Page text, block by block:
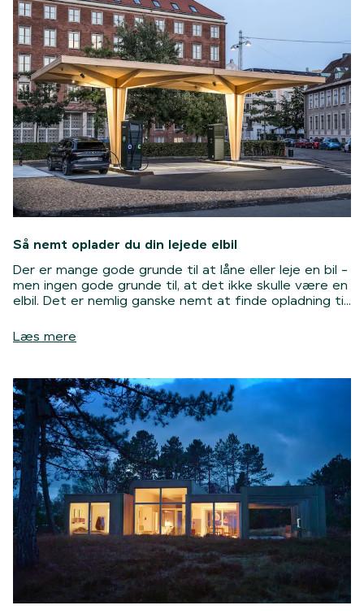
Så nemt oplader du din lejede elbil
Der er mange gode grunde til at låne eller leje en bil -
men ingen gode grunde til, at det ikke skulle være en
elbil. Det er nemlig ganske nemt at finde opladning til
til daglig. Læs mere om hvor nemt og hurtigt du får
adgang til opladning, hvad du kan bruge det til og
Læs mere